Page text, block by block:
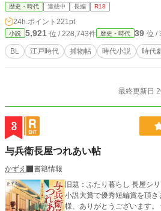
ばれる江戸の町で、様々な情が絡み合う。
当作品は、江戸時代後期(19
台にしたフィクションです
ネット記事を参考にしていま
ざいます ・作中で江戸時代
を使用しておりますが、現代
歴史・時代 連載中 長編 R18
24h.ポイント 221pt
小説 5,921 位 / 228,743件 歴史・時代 39 位 /
BL 江戸時代 捕物帖 時代小説 時代
最終更新日
3
与兵衛長屋つれあい帖
かずえ
書籍情報
旧題：ふたり暮らし 長屋シリーズ一作目。 第八回歴史・時代
小説大賞で優秀短編賞を頂
様、ありがとうございます。 十歳のみつは、十日前に一人親